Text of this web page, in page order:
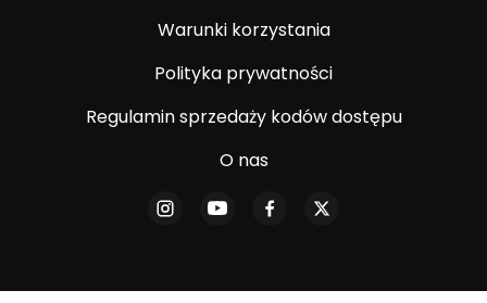
Warunki korzystania
Polityka prywatności
Regulamin sprzedaży kodów dostępu
O nas